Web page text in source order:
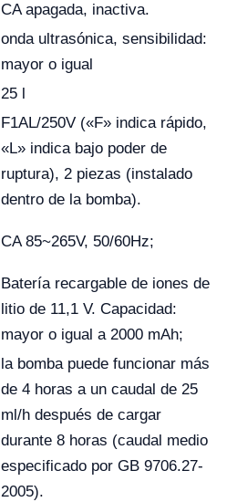
CA apagada, inactiva.
onda ultrasónica, sensibilidad:
mayor o igual
25 l
F1AL/250V («F» indica rápido,
«L» indica bajo poder de
ruptura), 2 piezas (instalado
dentro de la bomba).
CA 85~265V, 50/60Hz;
Batería recargable de iones de
litio de 11,1 V. Capacidad:
mayor o igual a 2000 mAh;
la bomba puede funcionar más
de 4 horas a un caudal de 25
ml/h después de cargar
durante 8 horas (caudal medio
especificado por GB 9706.27-
2005).